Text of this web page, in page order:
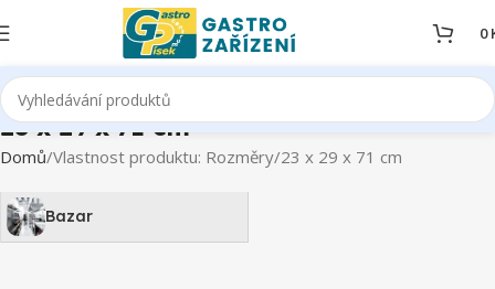
0
23 x 29 x 71 cm
Domů Vlastnost produktu: Rozměry 23 x 29 x 71 cm
Bazar